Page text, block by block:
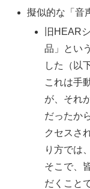
擬似的な「音
旧HEAR
品」とい
した（以
これは手
が、それ
だったか
クセスさ
り方では
そこで、
だくこと